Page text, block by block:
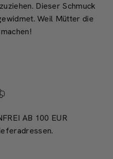
Dieser Schmuck
Weil Mütter die
AB 100 EUR